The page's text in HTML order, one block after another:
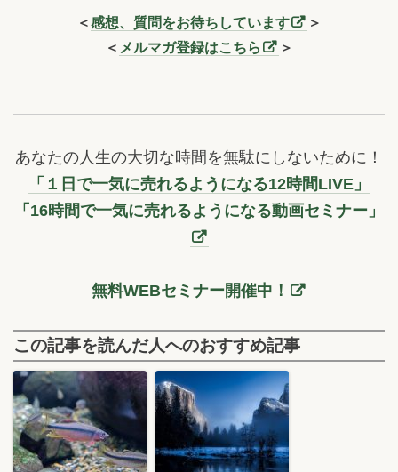
＜感想、質問をお待ちしています
＞
＜ メルマガ登録はこちら ＞
あなたの人生の大切な時間を無駄にしないために！
「１日で一気に売れるようになる12時間LIVE」
「16時間で一気に売れるようになる動画セミナー」
無料WEBセミナー開催中！
この記事を読んだ人へのおすすめ記事